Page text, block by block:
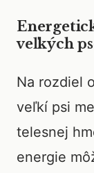
veľkých
Na rozdiel
veľkí psi
telesnej
energie